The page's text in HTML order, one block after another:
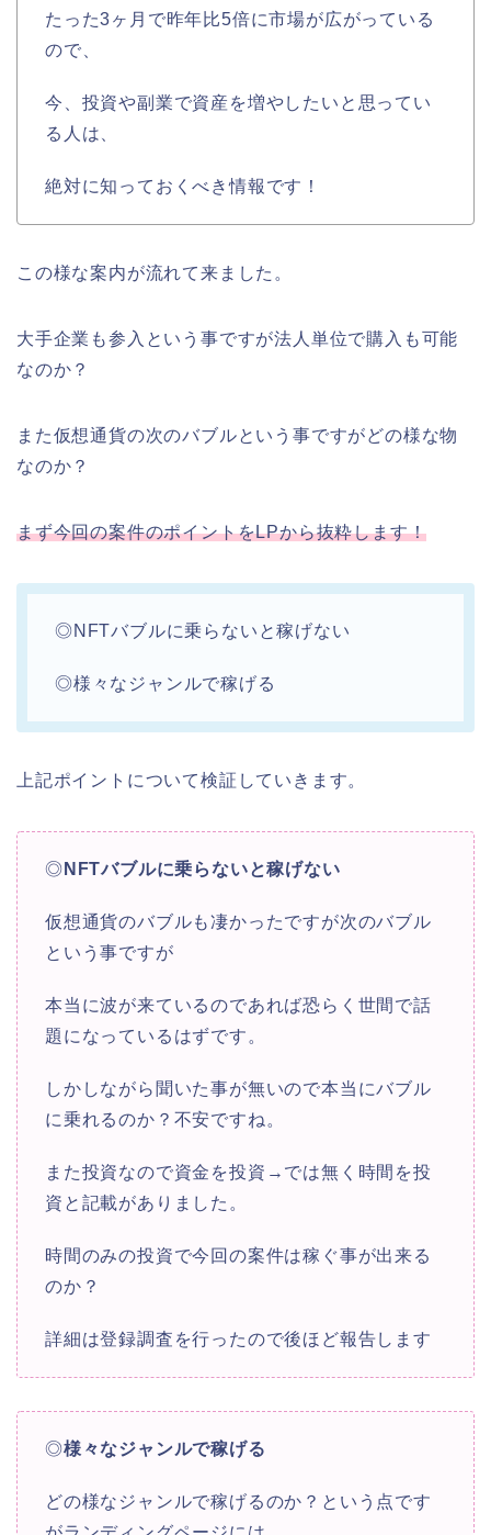
たった3ヶ月で昨年比5倍に市場が広がっている
ので、
今、投資や副業で資産を増やしたいと思ってい
る人は、
絶対に知っておくべき情報です！
この様な案内が流れて来ました。
大手企業も参入という事ですが法人単位で購入も可能
なのか？
また仮想通貨の次のバブルという事ですがどの様な物
なのか？
まず今回の案件のポイントをLPから抜粋します！
◎NFTバブルに乗らないと稼げない
◎様々なジャンルで稼げる
上記ポイントについて検証していきます。
◎ NFTバブルに乗らないと稼げない
仮想通貨のバブルも凄かったですが次のバブル
という事ですが
本当に波が来ているのであれば恐らく世間で話
題になっているはずです。
しかしながら聞いた事が無いので本当にバブル
に乗れるのか？不安ですね。
また投資なので資金を投資→では無く時間を投
資と記載がありました。
時間のみの投資で今回の案件は稼ぐ事が出来る
のか？
詳細は登録調査を行ったので後ほど報告します
◎様々なジャンルで稼げる
どの様なジャンルで稼げるのか？という点です